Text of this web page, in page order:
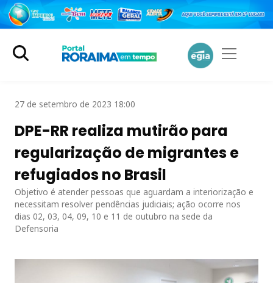
27 de setembro de 2023 18:00
DPE-RR realiza mutirão para
regularização de migrantes e
refugiados no Brasil
Objetivo é atender pessoas que aguardam a interiorização e
necessitam resolver pendências judiciais; ação ocorre nos
dias 02, 03, 04, 09, 10 e 11 de outubro na sede da
Defensoria